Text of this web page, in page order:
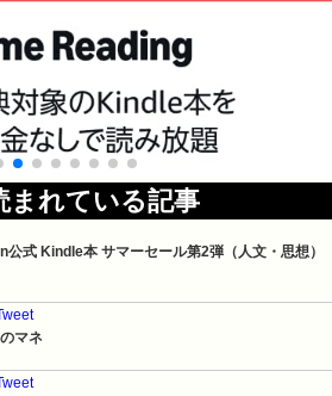
まれている記事
公式 Kindle本 サマーセール第2弾（人文・思想）
マネ